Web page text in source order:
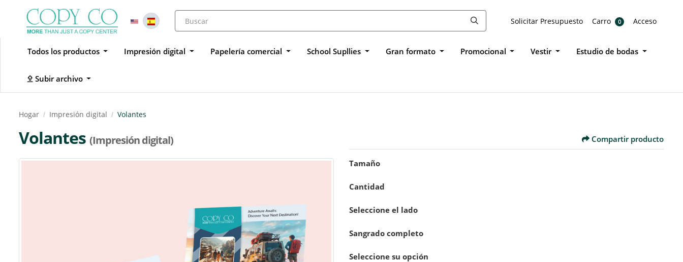
Solicitar Presupuesto
Solicitar Presupuesto Carro
Carro 0 Acceso
Acceso
Todos los productos Impresión digital Papelería comercial School Supllies Gran formato Promocional Vestir Estudio de bodas
Subir archivo
Subir archivo
Hogar Impresión digital Volantes
Volantes (Impresión digital) Compartir producto
Tamaño
Cantidad
Seleccione el lado
Sangrado completo
Seleccione su opción